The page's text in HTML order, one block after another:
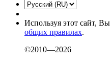
Используя этот сайт, Вы
общих правилах.
©2010—2026